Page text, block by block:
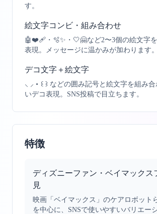
す。
絵文字コンビ・組み合わせ
🤖❤️‍🩹・🫧✨・🤍🤗など2〜3個の絵文字
表現。メッセージに温かみが加わります。
デコ文字＋絵文字
⸜ ⸝・꒰ ꒱ などの囲み記号と絵文字を組み
いデコ表現。SNS投稿で目立ちます。
特徴
ディズニーファン・ベイマックス
見
映画「ベイマックス」のケアロボット
を中心に、SNSで使いやすいバリエー